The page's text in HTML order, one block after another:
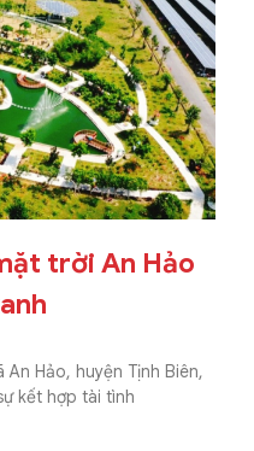
trời An Hảo
Hảo, huyện Tịnh Biên,
kết hợp tài tình